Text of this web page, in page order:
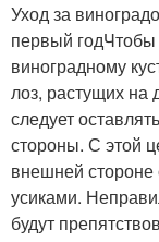
Уход за
первый
виноградному
лоз, растущих на
следует
стороны. С этой
внешней стороне
усиками.
будут